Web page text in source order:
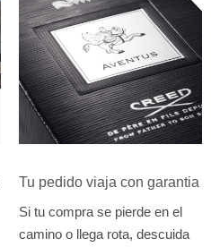
Tu pedido viaja con garantia
Si tu compra se pierde en el
camino o llega rota, descuida